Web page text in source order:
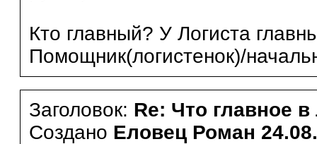
Кто главный? У Логиста
Помощник(логистенок)/
Заголовок: Re: Что главное в
Создано Еловец Роман